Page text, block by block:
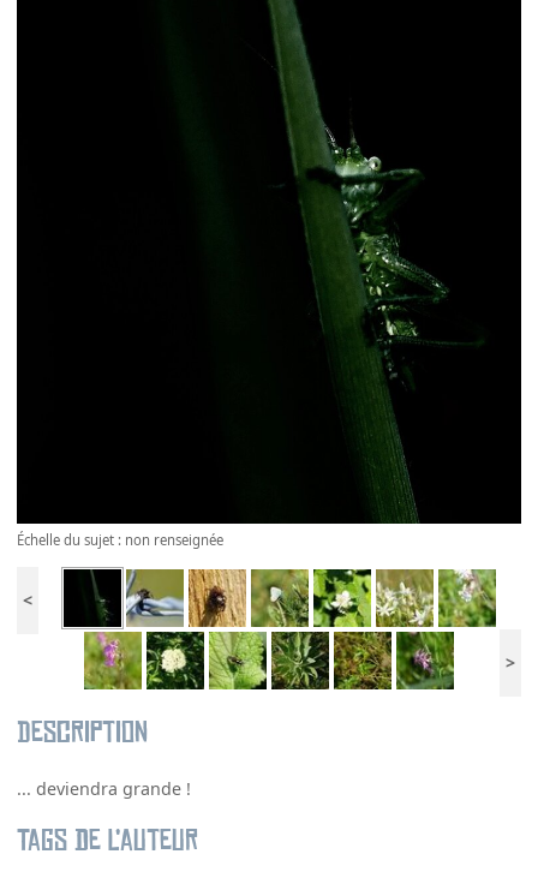
Échelle du sujet : non renseignée
<
>
Description
... deviendra grande !
Tags de l’auteur